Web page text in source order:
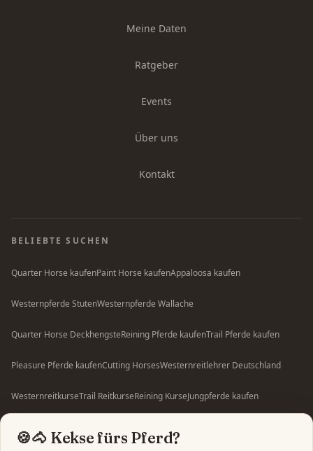
Meine Daten
Ratgeber
Events
Über uns
Kontakt
BELIEBTE SUCHEN
Quarter Horse kaufenPaint Horse kaufenAppaloosa kaufen
Westernpferde StutenWesternpferde Wallache
Quarter Horse DeckhengsteReining Pferde kaufenTrail Pferde kaufen
Pleasure Pferde kaufenCutting HorsesWesternreitlehrer Deutschland
WesternreitkurseTrail ReitkurseReining KurseJungpferde kaufen
🍪🐴 Kekse fürs Pferd?